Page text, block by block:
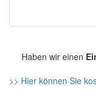
Haben wir einen
>> Hier können Sie